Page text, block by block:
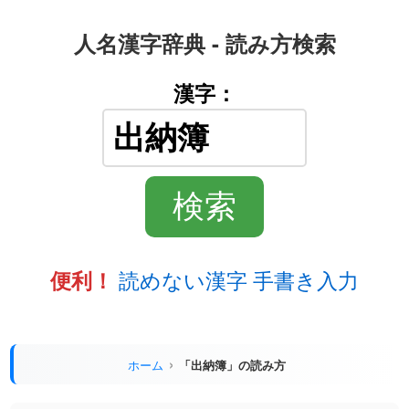
人名漢字辞典 - 読み方検索
漢字：
便利！ 読めない漢字 手書き入力
ホーム 「出納簿」の読み方